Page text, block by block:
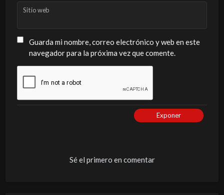
Sitio web
Guarda mi nombre, correo electrónico y web en este
navegador para la próxima vez que comente.
Exponer
Sé el primero en comentar